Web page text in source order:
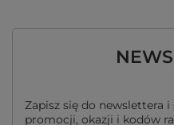
Zapisz się do newslettera
promocji, okazji i kodów